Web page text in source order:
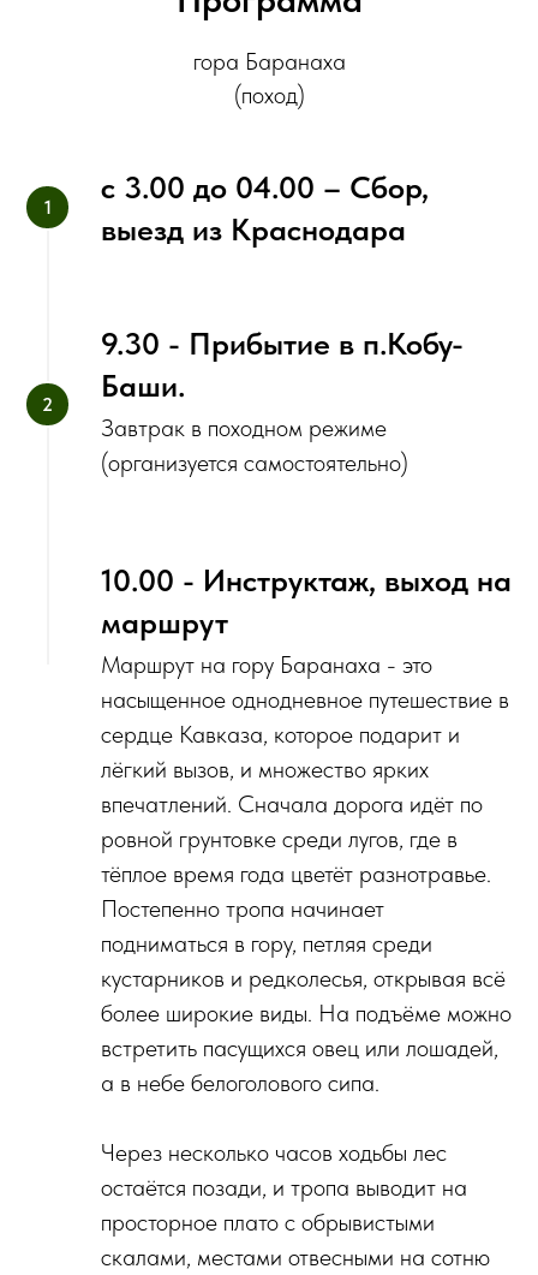
гора Баранаха
(поход)
с‌ 3.00 до 04.00 – Сбор,
выезд из Краснодара
9.30 - Прибытие в п.Кобу-
Баши.
Завтрак в походном режиме
(организуется самостоятельно)
10.00 - Инструктаж, выход на
маршрут
Маршрут на гору Баранаха - это
насыщенное однодневное путешествие в
сердце Кавказа, которое подарит и
лёгкий вызов, и множество ярких
впечатлений. Сначала дорога идёт по
ровной грунтовке среди лугов, где в
тёплое время года цветёт разнотравье.
Постепенно тропа начинает
подниматься в гору, петляя среди
кустарников и редколесья, открывая всё
более широкие виды. На подъёме можно
встретить пасущихся овец или лошадей,
а в небе белоголового сипа.
Через несколько часов ходьбы лес
остаётся позади, и тропа выводит на
просторное плато с обрывистыми
скалами, местами отвесными на сотню